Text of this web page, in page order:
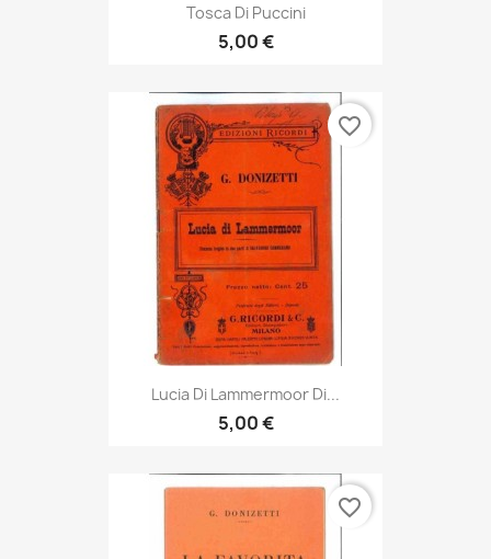
Tosca Di Puccini
5,00 €
Lucia Di Lammermoor Di...
5,00 €
favorite_border
favorite_border